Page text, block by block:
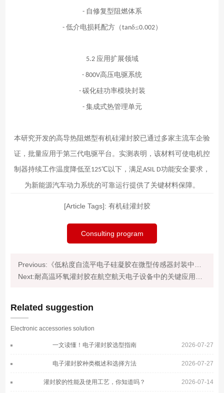
- 自修复型阻燃体系
- 低介电损耗配方（tanδ≤0.002）
5.2 应用扩展领域
- 800V高压电驱系统
- 碳化硅功率模块封装
- 集成式热管理单元
本研究开发的高导热阻燃型有机硅灌封胶已通过多家主流车企验
证，批量应用于第三代电驱平台。实测表明，该材料可使电机控
制器持续工作温度降低至125℃以下，满足ASIL D功能安全要求，
为新能源汽车动力系统的可靠运行提供了关键材料保障。
[Article Tags]: 有机硅灌封胶
Consulting program
Related suggestion
Electronic accessories solution
2026-07-27
一文读懂！电子灌封胶选型指南
2026-07-27
电子灌封胶种类概述和选择方法
2026-07-14
灌封胶的性能及使用工艺，你知道吗？